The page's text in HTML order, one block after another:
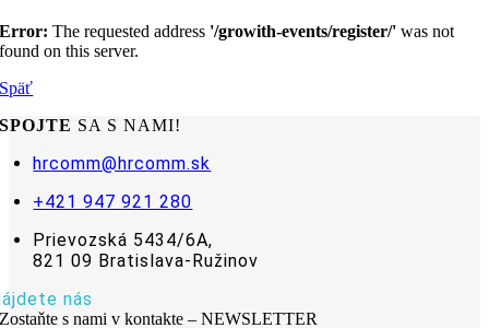
Error:The requested address '/growith-events/register/' was not
found on this server.
Späť
SPOJTE SA S NAMI!
hrcomm@hrcomm.sk
+421 947 921 280
Prievozská 5434/6A,
821 09 Bratislava-Ružinov
nás
Zostaňte s nami v kontakte – NEWSLETTER